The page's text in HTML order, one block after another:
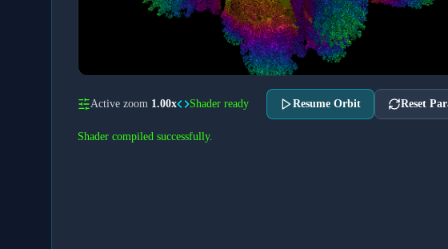
Active zoom 1.00x Shader ready Resume Orbit Reset
Shader compiled successfully.